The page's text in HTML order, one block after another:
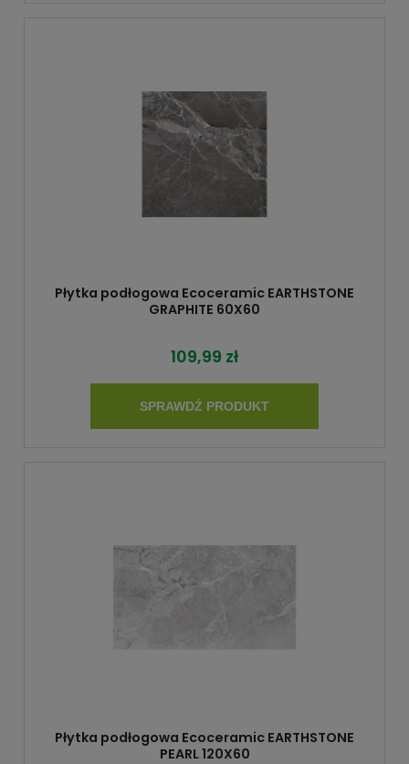
Płytka podłogowa Ecoceramic EARTHSTONE
GRAPHITE 60X60
109,99 zł
SPRAWDŹ PRODUKT
Płytka podłogowa Ecoceramic EARTHSTONE
PEARL 120X60